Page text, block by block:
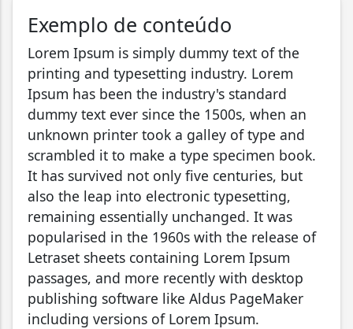
Exemplo de conteúdo
Lorem Ipsum is simply dummy text of the
printing and typesetting industry. Lorem
Ipsum has been the industry's standard
dummy text ever since the 1500s, when an
unknown printer took a galley of type and
scrambled it to make a type specimen book.
It has survived not only five centuries, but
also the leap into electronic typesetting,
remaining essentially unchanged. It was
popularised in the 1960s with the release of
Letraset sheets containing Lorem Ipsum
passages, and more recently with desktop
publishing software like Aldus PageMaker
including versions of Lorem Ipsum.